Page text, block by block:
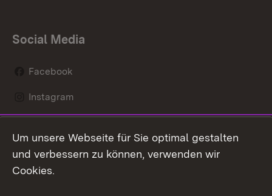
Social Media
Facebook
Instagram
Mastodon
Youtube
Um unsere Webseite für Sie optimal gestalten
und verbessern zu können, verwenden wir
Cookies.